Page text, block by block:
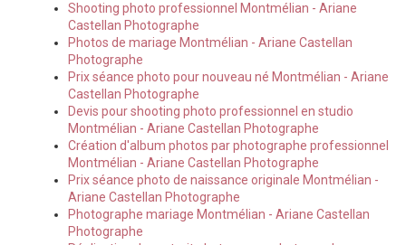
Shooting photo professionnel Montmélian - Ariane
Castellan Photographe
Photos de mariage Montmélian - Ariane Castellan
Photographe
Prix séance photo pour nouveau né Montmélian - Ariane
Castellan Photographe
Devis pour shooting photo professionnel en studio
Montmélian - Ariane Castellan Photographe
Création d'album photos par photographe professionnel
Montmélian - Ariane Castellan Photographe
Prix séance photo de naissance originale Montmélian -
Ariane Castellan Photographe
Photographe mariage Montmélian - Ariane Castellan
Photographe